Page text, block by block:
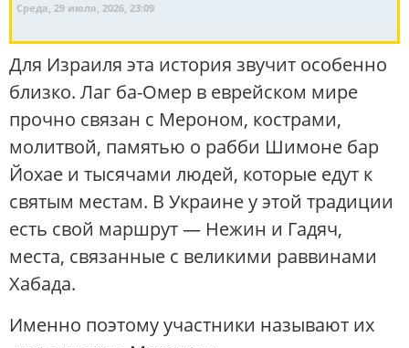
Среда, 29 июля, 2026, 23:09
Для Израиля эта история звучит особенно
близко. Лаг ба-Омер в еврейском мире
прочно связан с Мероном, кострами,
молитвой, памятью о рабби Шимоне бар
Йохае и тысячами людей, которые едут к
святым местам. В Украине у этой традиции
есть свой маршрут — Нежин и Гадяч,
места, связанные с великими раввинами
Хабада.
Именно поэтому участники называют их